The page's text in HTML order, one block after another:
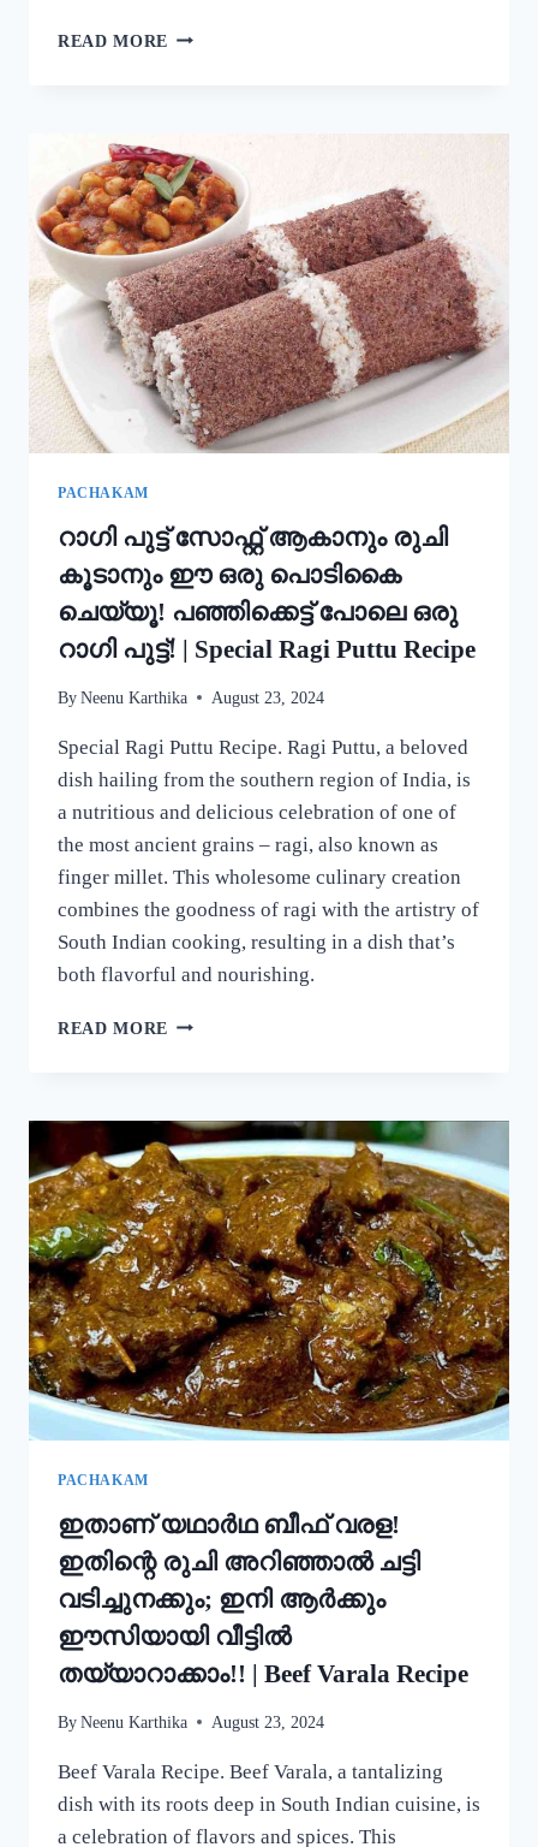
READ MORE അരി
കറുമുറെ
തിന്നാൻ
രുചിയൂറും
അച്ചപ്പം
എളുപ്പം
ഉണ്ടാക്കാം!
|
KERALA
TRADITIONAL
STYLE
ACHAPPAM
RECIPE
PACHAKAM
റാഗി പുട്ട് സോഫ്റ്റ് ആകാനും രുചി
കൂടാനും ഈ ഒരു പൊടികൈ
ചെയ്യൂ! പഞ്ഞിക്കെട്ട് പോലെ ഒരു
റാഗി പുട്ട്! | Special Ragi Puttu Recipe
By Neenu Karthika August 23, 2024
Special Ragi Puttu Recipe. Ragi Puttu, a beloved
dish hailing from the southern region of India, is
a nutritious and delicious celebration of one of
the most ancient grains – ragi, also known as
finger millet. This wholesome culinary creation
combines the goodness of ragi with the artistry of
South Indian cooking, resulting in a dish that’s
both flavorful and nourishing.
READ MORE റാഗി
രുചി
കൂടാനും
ഈ
ഒരു
പൊടികൈ
ചെയ്യൂ!
പഞ്ഞിക്കെട്ട്
പോലെ
ഒരു
റാഗി
പുട്ട്!
|
SPECIAL
PACHAKAM
ഇതാണ് യഥാർഥ ബീഫ് വരള!
ഇതിന്റെ രുചി അറിഞ്ഞാൽ ചട്ടി
വടിച്ചുനക്കും; ഇനി ആർക്കും
ഈസിയായി വീട്ടിൽ
തയ്യാറാക്കാം!! | Beef Varala Recipe
By Neenu Karthika August 23, 2024
Beef Varala Recipe. Beef Varala, a tantalizing
dish with its roots deep in South Indian cuisine, is
a celebration of flavors and spices. This